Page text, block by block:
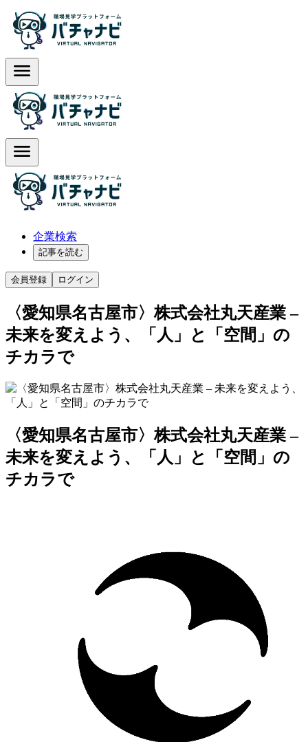
企業検索
記事を読む
会員登録 ログイン
〈愛知県名古屋市〉株式会社丸天産業 –
未来を変えよう、「人」と「空間」の
チカラで
〈愛知県名古屋市〉株式会社丸天産業 –
未来を変えよう、「人」と「空間」の
チカラで